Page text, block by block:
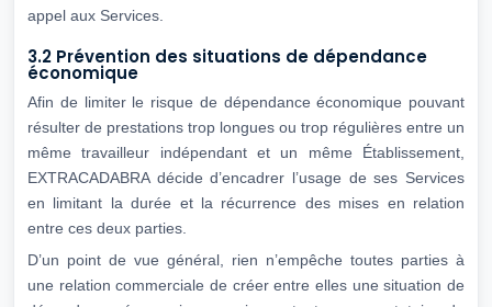
appel aux Services.
3.2 Prévention des situations de dépendance
économique
Afin de limiter le risque de dépendance économique pouvant
résulter de prestations trop longues ou trop régulières entre un
même travailleur indépendant et un même Établissement,
EXTRACADABRA décide d’encadrer l’usage de ses Services
en limitant la durée et la récurrence des mises en relation
entre ces deux parties.
D’un point de vue général, rien n’empêche toutes parties à
une relation commerciale de créer entre elles une situation de